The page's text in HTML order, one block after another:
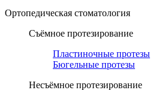
Ортопедическая cтоматология
Съёмное протезирование
Пластиночные протезы
Бюгельные протезы
Несъёмное протезирование